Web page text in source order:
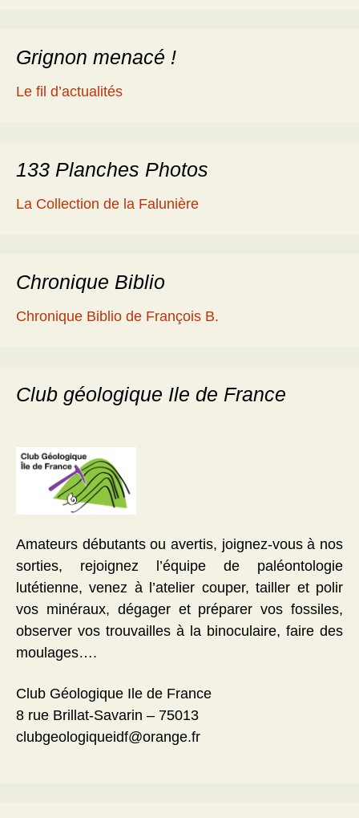
Grignon menacé !
Le fil d’actualités
133 Planches Photos
La Collection de la Falunière
Chronique Biblio
Chronique Biblio de François B.
Club géologique Ile de France
Amateurs débutants ou avertis, joignez-vous à nos
sorties, rejoignez l’équipe de paléontologie
lutétienne, venez à l’atelier couper, tailler et polir
vos minéraux, dégager et préparer vos fossiles,
observer vos trouvailles à la binoculaire, faire des
moulages….
Club Géologique Ile de France
8 rue Brillat-Savarin – 75013
clubgeologiqueidf@orange.fr